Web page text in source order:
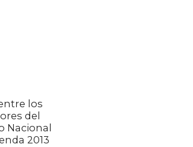
los
del
Nacional
2013